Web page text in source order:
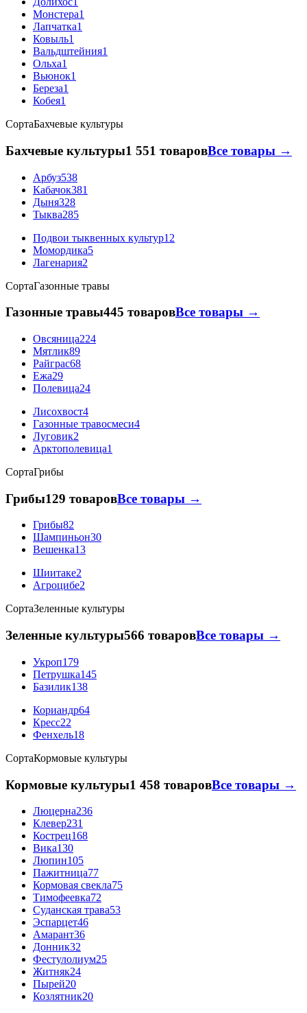
Монстера1
Лапчатка1
Ковыль1
Вальдштейния1
Ольха1
Вьюнок1
Береза1
Кобея1
СортаБахчевые культуры
Бахчевые культуры1 551 товаровВсе товары →
Арбуз538
Кабачок381
Дыня328
Тыква285
Подвои тыквенных культур12
Момордика5
Лагенария2
СортаГазонные травы
Газонные травы445 товаровВсе товары →
Овсяница224
Мятлик89
Райграс68
Ежа29
Полевица24
Лисохвост4
Газонные травосмеси4
Луговик2
Арктополевица1
СортаГрибы
Грибы129 товаровВсе товары →
Грибы82
Шампиньон30
Вешенка13
Шиитаке2
Агроцибе2
СортаЗеленные культуры
Зеленные культуры566 товаровВсе товары →
Укроп179
Петрушка145
Базилик138
Кориандр64
Кресс22
Фенхель18
СортаКормовые культуры
Кормовые культуры1 458 товаровВсе товары →
Люцерна236
Клевер231
Кострец168
Вика130
Люпин105
Пажитница77
Кормовая свекла75
Тимофеевка72
Суданская трава53
Эспарцет46
Амарант36
Донник32
Фестулолиум25
Житняк24
Пырей20
Козлятник20